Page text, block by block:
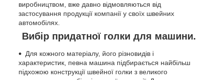
виробництвом, вже давно відмовляються від
застосування продукції компанії у своїх швейних
автомобілях.
Вибір придатної голки для машини.
Для кожного матеріалу, його різновидів і
характеристик, певна машина підбирається найбільш
підхожою конструкції швейної голки з великого